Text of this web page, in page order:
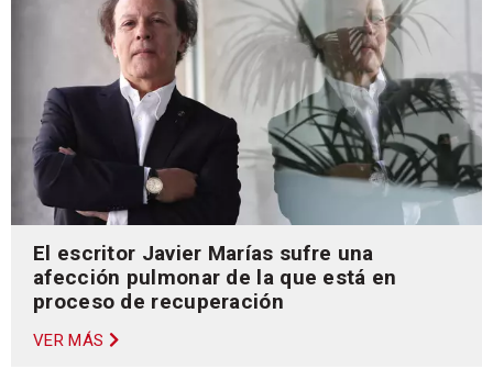
El escritor Javier Marías sufre una
afección pulmonar de la que está en
proceso de recuperación
VER MÁS